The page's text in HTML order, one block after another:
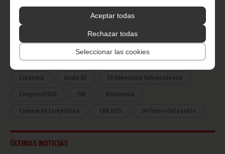
Aceptar todas
Rechazar todas
Seleccionar las cookies
Noticias Gobierno
Presidencia
África
Deportes Vicepresidencia
COVID-19 Cultura Estadísticas CAN 2015
Economía Gente GE 50 Aniversario Independencia
CongresoPDGE FIJA Bielorrusia
Consejo de la república CAN 2025 Defensor del pueblo
ÚLTIMAS NOTICIAS